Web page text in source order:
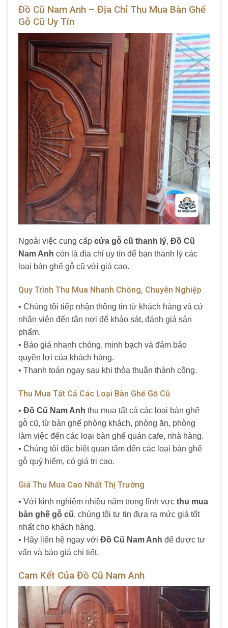
Đồ Cũ Nam Anh – Địa Chỉ Thu Mua Bàn Ghế
Gỗ Cũ Uy Tín
Ngoài việc cung cấp cửa gỗ cũ thanh lý, Đồ Cũ
Nam Anh còn là địa chỉ uy tín để bạn thanh lý các
loại bàn ghế gỗ cũ với giá cao.
Quy Trình Thu Mua Nhanh Chóng, Chuyên Nghiệp
• Chúng tôi tiếp nhận thông tin từ khách hàng và cử
nhân viên đến tận nơi để khảo sát, đánh giá sản
phẩm.
• Báo giá nhanh chóng, minh bạch và đảm bảo
quyền lợi của khách hàng.
• Thanh toán ngay sau khi thỏa thuận thành công.
Thu Mua Tất Cả Các Loại Bàn Ghế Gỗ Cũ
• Đồ Cũ Nam Anh thu mua tất cả các loại bàn ghế
gỗ cũ, từ bàn ghế phòng khách, phòng ăn, phòng
làm việc đến các loại bàn ghế quán cafe, nhà hàng.
• Chúng tôi đặc biệt quan tâm đến các loại bàn ghế
gỗ quý hiếm, có giá trị cao.
Giá Thu Mua Cao Nhất Thị Trường
• Với kinh nghiệm nhiều năm trong lĩnh vực thu mua
bàn ghế gỗ cũ, chúng tôi tự tin đưa ra mức giá tốt
nhất cho khách hàng.
• Hãy liên hệ ngay với Đồ Cũ Nam Anh để được tư
vấn và báo giá chi tiết.
Cam Kết Của Đồ Cũ Nam Anh